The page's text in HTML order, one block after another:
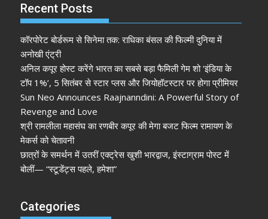
Recent Posts
कॉरपोरेट बोर्डरूम से सिनेमा तक: राधिका बंसल की फिल्मी दुनिया में
अनोखी एंट्री
अनिल कपूर होस्ट करेंगे भारत का सबसे बड़ा फैमिली गेम शो ‘इंडिया के
टॉप 1%’, 5 सितंबर से स्टार प्लस और जियोहॉटस्टार पर होगा प्रीमियर
Sun Neo Announces Raajnanndini: A Powerful Story of
Revenge and Love
श्री रामलीला महासंघ का रणबीर कपूर की मेगा बजट फिल्म रामायण के
मेकर्स को चेतावनी
छात्रों के समर्थन में उतरीं एक्ट्रेस खुशी भारद्वाज, इंस्टाग्राम पोस्ट में
बोलीं— “स्टूडेंट्स पहले, हमेशा”
Categories